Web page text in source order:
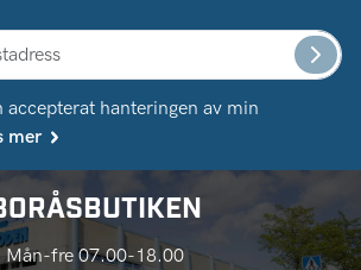
accepterat hanteringen av min
mer
Mån-fre 07.00-18.00